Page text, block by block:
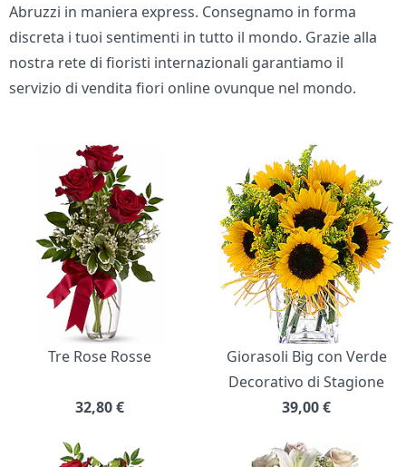
Abruzzi in maniera express. Consegnamo in forma
discreta i tuoi sentimenti in tutto il mondo. Grazie alla
nostra rete di fioristi internazionali garantiamo il
servizio di vendita fiori online ovunque nel mondo.
Bouquet di fiori
Tre Rose Rosse
32,80€
Giorasoli Big con Verde
Decorativo di Stagione
39,00€